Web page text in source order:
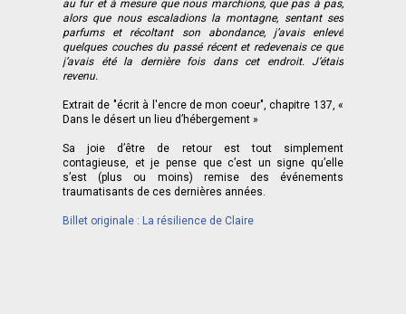
au fur et à mesure que nous marchions, que pas à pas,
alors que nous escaladions la montagne, sentant ses
parfums et récoltant son abondance, j’avais enlevé
quelques couches du passé récent et redevenais ce que
j’avais été la dernière fois dans cet endroit. J’étais
revenu.
Extrait de "écrit à l'encre de mon coeur", chapitre 137, «
Dans le désert un lieu d’hébergement »
Sa joie d’être de retour est tout simplement
contagieuse, et je pense que c’est un signe qu’elle
s’est (plus ou moins) remise des événements
traumatisants de ces dernières années.
Billet originale : La résilience de Claire